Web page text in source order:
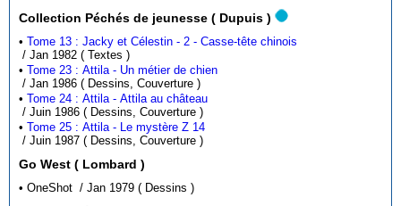
Collection Péchés de jeunesse ( Dupuis )
•Tome 13 : Jacky et Célestin - 2 - Casse-tête chinois
/ Jan 1982 ( Textes )
•Tome 23 : Attila - Un métier de chien
/ Jan 1986 ( Dessins, Couverture )
•Tome 24 : Attila - Attila au château
/ Juin 1986 ( Dessins, Couverture )
•Tome 25 : Attila - Le mystère Z 14
/ Juin 1987 ( Dessins, Couverture )
Go West ( Lombard )
• OneShot / Jan 1979 ( Dessins )